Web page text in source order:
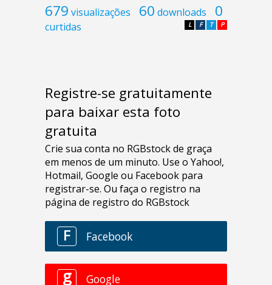
679 visualizações 60 downloads 0
curtidas P
T
F
L
Registre-se gratuitamente
para baixar esta foto
gratuita